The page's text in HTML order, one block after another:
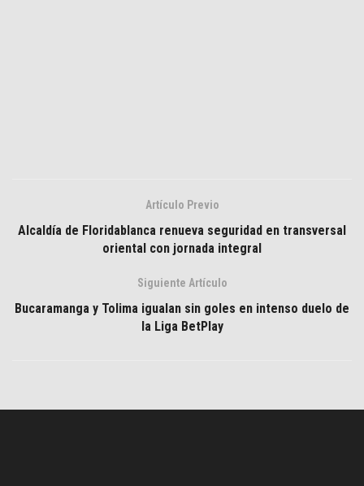
Artículo Previo
Alcaldía de Floridablanca renueva seguridad en transversal
oriental con jornada integral
Siguiente Artículo
Bucaramanga y Tolima igualan sin goles en intenso duelo de
la Liga BetPlay